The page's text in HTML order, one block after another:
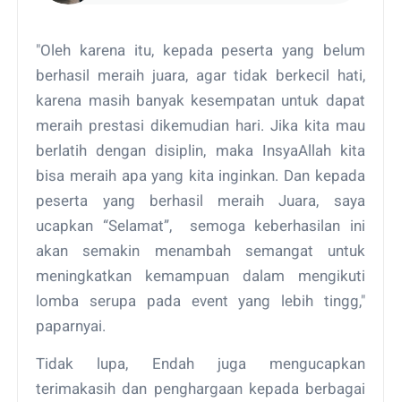
"Oleh karena itu, kepada peserta yang belum
berhasil meraih juara, agar tidak berkecil hati,
karena masih banyak kesempatan untuk dapat
meraih prestasi dikemudian hari. Jika kita mau
berlatih dengan disiplin, maka InsyaAllah kita
bisa meraih apa yang kita inginkan. Dan kepada
peserta yang berhasil meraih Juara, saya
ucapkan “Selamat”, semoga keberhasilan ini
akan semakin menambah semangat untuk
meningkatkan kemampuan dalam mengikuti
lomba serupa pada event yang lebih tingg,"
paparnyai.
Tidak lupa, Endah juga mengucapkan
terimakasih dan penghargaan kepada berbagai